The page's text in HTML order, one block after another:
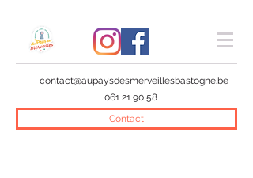
contact@aupaysdesmerveillesbastogne.be
061 21 90 58
Contact